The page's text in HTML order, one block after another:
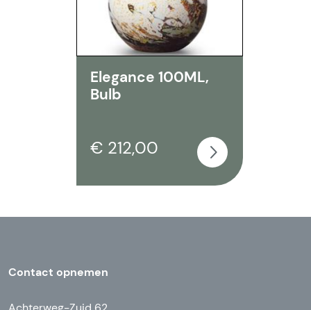
Elegance 100ML,
Bulb
€ 212,00
Contact opnemen